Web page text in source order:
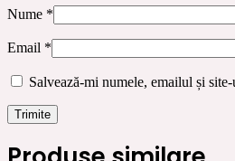
Nume *
Email *
Salvează-mi numele, emailul și